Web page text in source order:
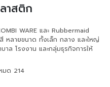
าสติก
WARE และ Rubbermaid
หลายขนาด ทั้งเล็ก กลาง และใหญ่
าล โรงงาน และกลุ่มธุรกิจการให้
มด 214